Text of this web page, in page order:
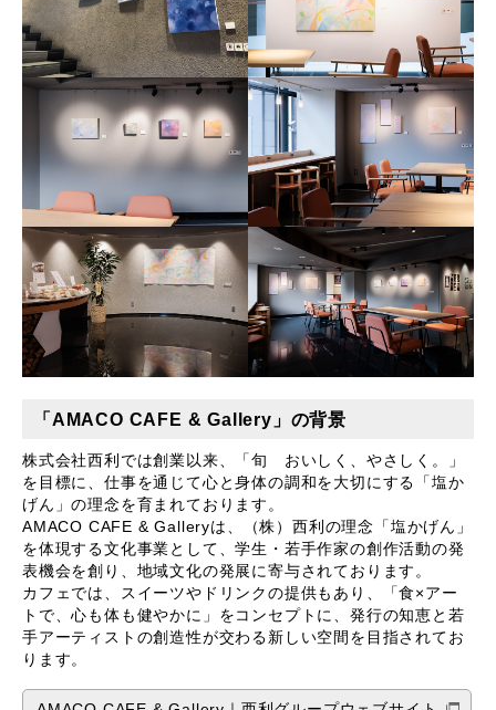
「AMACO CAFE & Gallery」の背景
株式会社西利では創業以来、「旬 おいしく、やさしく。」
を目標に、仕事を通じて心と身体の調和を大切にする「塩か
げん」の理念を育まれております。
AMACO CAFE & Galleryは、（株）西利の理念「塩かげん」
を体現する文化事業として、学生・若手作家の創作活動の発
表機会を創り、地域文化の発展に寄与されております。
カフェでは、スイーツやドリンクの提供もあり、「食×アー
トで、心も体も健やかに」をコンセプトに、発行の知恵と若
手アーティストの創造性が交わる新しい空間を目指されてお
ります。